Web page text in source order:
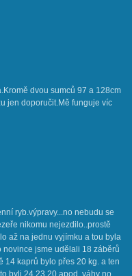
dvou sumců 97 a 128cm
jen doporučit.Mě funguje víc
ryb.výpravy...no nebudu se
nikomu nejezdilo..prostě
až na jednu vyjímku a tou byla
novince jsme udělali 18 záběrů
14 kaprů bylo přes 20 kg. a ten